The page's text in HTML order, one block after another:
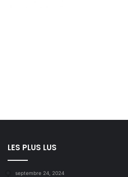
LES PLUS LUS
septembre 24, 2024